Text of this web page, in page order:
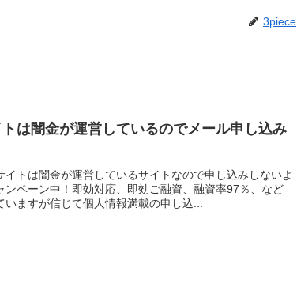
3piece
は闇金が運営しているのでメール申し込み
トは闇金が運営しているサイトなので申し込みしないよ
ンペーン中！即効対応、即効ご融資、融資率97％、など
ますが信じて個人情報満載の申し込...